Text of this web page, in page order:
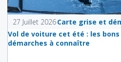
27 Juillet 2026Carte grise et
Vol de voiture cet été : les
démarches à connaître